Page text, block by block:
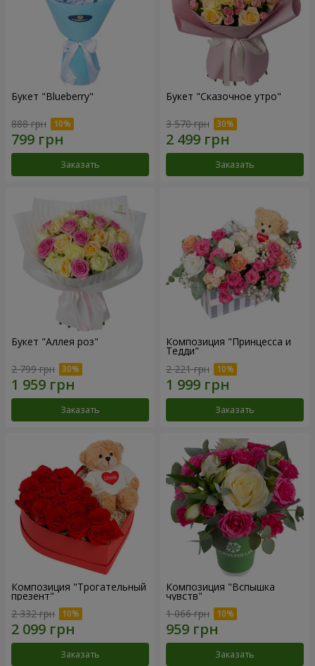
Букет "Blueberry"
888 грн
Заказать
Букет "Сказочное утро"
3 570 грн
Заказать
Букет "Аллея роз"
2 799 грн
Заказать
Композиция "Принцесса и
Тедди"
2 221 грн
Заказать
Композиция "Трогательный
презент"
2 332 грн
Заказать
Композиция "Вспышка
чувств"
1 066 грн
Заказать